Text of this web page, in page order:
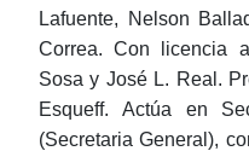
Lafuente, Nelson
Correa. Con licencia
Sosa y José L. Real.
Esqueff. Actúa en
(Secretaria General),